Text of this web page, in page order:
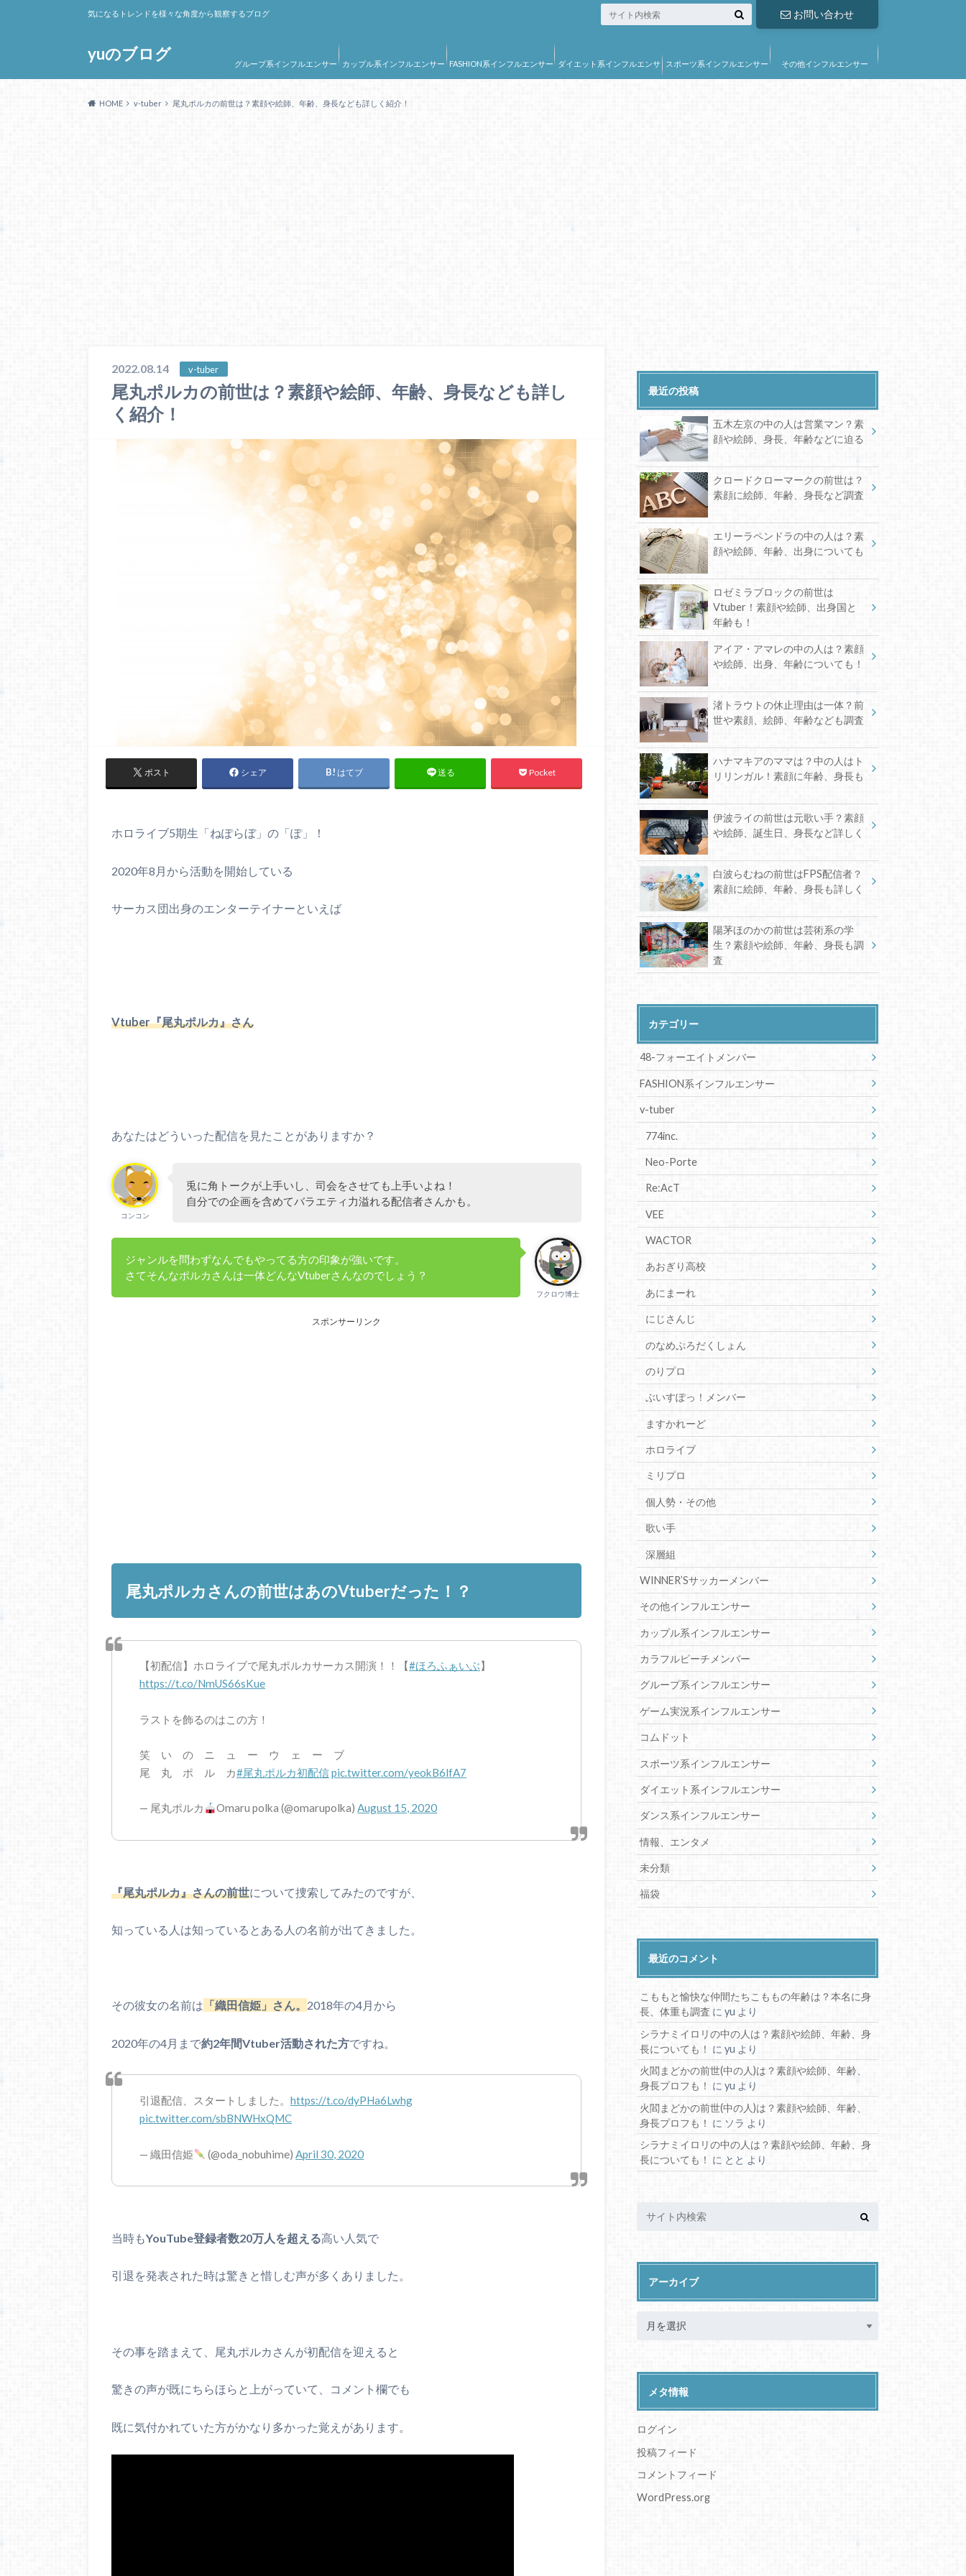
yuのブログ
気になるトレンドを様々な角度から観察するブログ お問い合わせ
グループ系インフルエンサー カップル系インフルエンサー FASHION系インフルエンサー ダイエット系インフルエンサ スポーツ系インフルエンサー その他インフルエンサー
HOME v-tuber 尾丸ポルカの前世は？素顔や絵師、年齢、身長なども詳しく紹介！
2022.08.14 v-tuber
尾丸ポルカの前世は？素顔や絵師、年齢、身長なども詳し
く紹介！
ポスト シェア はてブ 送る Pocket
ホロライブ5期生「ねぽらぼ」の「ぽ」！
2020年8月から活動を開始している
サーカス団出身のエンターテイナーといえば
Vtuber『尾丸ポルカ』さん
あなたはどういった配信を見たことがありますか？
コンコン
兎に角トークが上手いし、司会をさせても上手いよね！
自分での企画を含めてバラエティ力溢れる配信者さんかも。
フクロウ博士
ジャンルを問わずなんでもやってる方の印象が強いです。
さてそんなポルカさんは一体どんなVtuberさんなのでしょう？
スポンサーリンク
尾丸ポルカさんの前世はあのVtuberだった！？
【初配信】ホロライブで尾丸ポルカサーカス開演！！【#ほろふぁいぶ】
https://t.co/NmUS66sKue
ラストを飾るのはこの方！
笑 い の ニ ュ ー ウ ェ ー ブ
尾 丸 ポ ル カ#尾丸ポルカ初配信pic.twitter.com/yeokB6lfA7
— 尾丸ポルカ Omaru polka (@omarupolka)August 15, 2020
『尾丸ポルカ』さんの前世について捜索してみたのですが、
知っている人は知っているとある人の名前が出てきました。
その彼女の名前は 「織田信姫」さん。 2018年の4月から
2020年の4月まで約2年間Vtuber活動された方ですね。
引退配信、スタートしました。 https://t.co/dyPHa6Lwhg
pic.twitter.com/sbBNWHxQMC
— 織田信姫 (@oda_nobuhime) April 30, 2020
当時もYouTube登録者数20万人を超える高い人気で
引退を発表された時は驚きと惜しむ声が多くありました。
その事を踏まえて、尾丸ポルカさんが初配信を迎えると
驚きの声が既にちらほらと上がっていて、コメント欄でも
既に気付かれていた方がかなり多かった覚えがあります。
最近の投稿
五木左京の中の人は営業マン？素
顔や絵師、身長、年齢などに迫る
クロードクローマークの前世は？
素顔に絵師、年齢、身長など調査
エリーラペンドラの中の人は？素
顔や絵師、年齢、出身についても
ロゼミラブロックの前世は
Vtuber！素顔や絵師、出身国と
年齢も！
アイア・アマレの中の人は？素顔
や絵師、出身、年齢についても！
渚トラウトの休止理由は一体？前
世や素顔、絵師、年齢なども調査
ハナマキアのママは？中の人はト
リリンガル！素顔に年齢、身長も
伊波ライの前世は元歌い手？素顔
や絵師、誕生日、身長など詳しく
白波らむねの前世はFPS配信者？
素顔に絵師、年齢、身長も詳しく
陽茅ほのかの前世は芸術系の学
生？素顔や絵師、年齢、身長も調
査
カテゴリー
48-フォーエイトメンバー
FASHION系インフルエンサー
v-tuber
774inc.
Neo-Porte
Re:AcT
VEE
WACTOR
あおぎり高校
あにまーれ
にじさんじ
のなめぷろだくしょん
のりプロ
ぶいすぽっ！メンバー
ますかれーど
ホロライブ
ミリプロ
個人勢・その他
歌い手
深層組
WINNER’Sサッカーメンバー
その他インフルエンサー
カップル系インフルエンサー
カラフルピーチメンバー
グループ系インフルエンサー
ゲーム実況系インフルエンサー
コムドット
スポーツ系インフルエンサー
ダイエット系インフルエンサー
ダンス系インフルエンサー
情報、エンタメ
未分類
福袋
最近のコメント
こももと愉快な仲間たちこももの年齢は？本名に身
長、体重も調査 にyu より
シラナミイロリの中の人は？素顔や絵師、年齢、身
長についても！ にyu より
火閻まどかの前世(中の人)は？素顔や絵師、年齢、
身長プロフも！ にyu より
火閻まどかの前世(中の人)は？素顔や絵師、年齢、
身長プロフも！ に ソラ より
シラナミイロリの中の人は？素顔や絵師、年齢、身
長についても！ に とと より
アーカイブ
メタ情報
ログイン
投稿フィード
コメントフィード
WordPress.org